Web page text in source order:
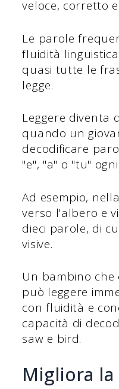
veloce, corretto
Le parole
fluidità
quasi tutte le
legge.
Leggere diventa
quando un
decodificare
"e", "a" o "tu"
Ad esempio,
verso l'albero e
dieci parole, di
visive.
Un bambino che
può leggere
con fluidità e
capacità di
saw e bird.
Migliora